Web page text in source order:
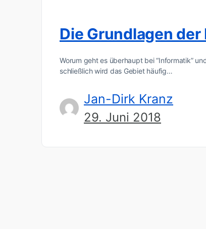
Die Grundlagen
Worum geht es überhaupt bei “Informatik”
schließlich wird das Gebiet häufig…
Jan-Dirk Kranz
29. Juni 2018